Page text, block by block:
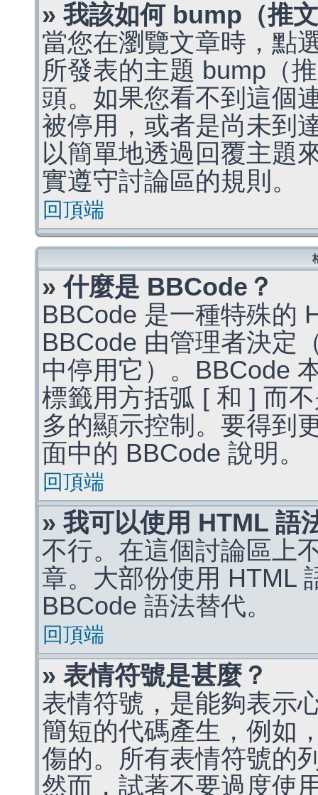
» 我該如何 bump（推
當您在瀏覽文章時，點
所發表的主題 bump（
頭。如果您看不到這個
被停用，或者是尚未到
以簡單地透過回覆主題
實遵守討論區的規則。
回頂端
» 什麼是 BBCode？
BBCode 是一種特殊的
BBCode 由管理者決定
中停用它）。BBCode
標籤用方括弧 [ 和 ] 而
多的顯示控制。要得到
面中的 BBCode 說明。
回頂端
» 我可以使用 HTML 語
不行。在這個討論區上
章。大部份使用 HTML
BBCode 語法替代。
回頂端
» 表情符號是甚麼？
表情符號，是能夠表示
簡短的代碼產生，例如
傷的。所有表情符號的
然而，試著不要過度使